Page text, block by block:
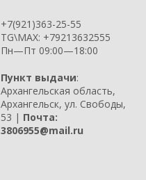
+7(921)363-25-55
TG\MAX: +79213632555
Пн—Пт 09:00—18:00
Пункт выдачи:
Архангельская область,
Архангельск, ул. Свободы,
53 | Почта:
3806955@mail.ru